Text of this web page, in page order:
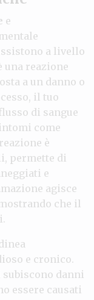
e
a livello
una reazione
a un danno o
il tuo
di sangue
come
è
permette di
e
agisce
che il
e cronico.
danni
essere causati